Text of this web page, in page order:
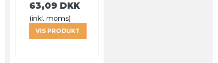
63,09 DKK
(inkl. moms)
VIS PRODUKT